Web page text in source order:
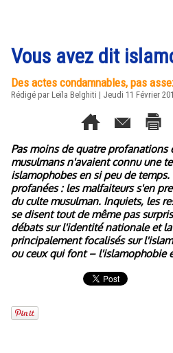
Vous avez dit
Des actes condamnables, pas
Rédigé par Leïla Belghiti | Jeudi 11 Février
Pas moins de quatre profanations
musulmans n'avaient connu une
islamophobes en si peu de
profanées : les malfaiteurs s'en
du culte musulman. Inquiets, les
se disent tout de même pas
débats sur l'identité nationale et
principalement focalisés sur
ou ceux qui font – l'islamophobie